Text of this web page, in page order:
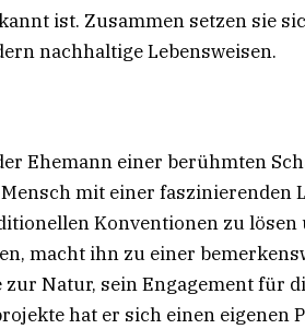
ist. Zusammen setzen sie
nachhaltige Lebensweisen.
Ehemann einer berühmten
mit einer faszinierenden
Konventionen zu lösen
macht ihn zu einer
Natur, sein Engagement für
hat er sich einen eigenen